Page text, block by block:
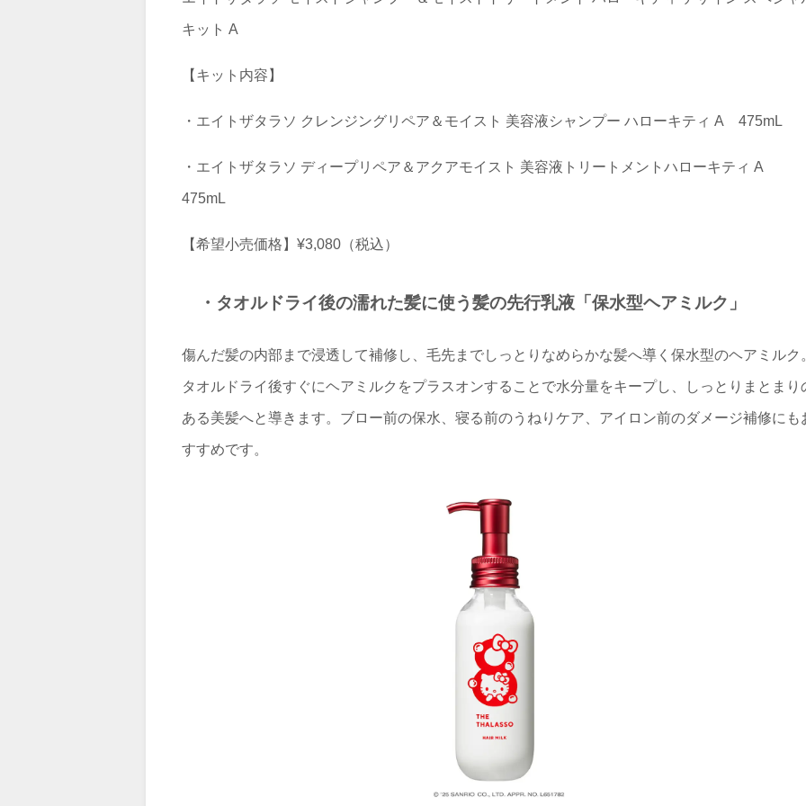
キット A
【キット内容】
・エイトザタラソ クレンジングリペア＆モイスト 美容液シャンプー ハローキティ A 475mL
・エイトザタラソ ディープリペア＆アクアモイスト 美容液トリートメントハローキティ A
475mL
【希望小売価格】¥3,080（税込）
・ タオルドライ後の濡れた髪に使う髪の先行乳液「保水型ヘアミルク」
傷んだ髪の内部まで浸透して補修し、毛先までしっとりなめらかな髪へ導く保水型のヘアミルク
タオルドライ後すぐにヘアミルクをプラスオンすることで水分量をキープし、しっとりまとまり
ある美髪へと導きます。ブロー前の保水、寝る前のうねりケア、アイロン前のダメージ補修にも
すすめです。